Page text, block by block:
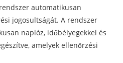
automatikusan
jogosultságát. A rendszer
naplóz, időbélyegekkel és
amelyek ellenőrzési